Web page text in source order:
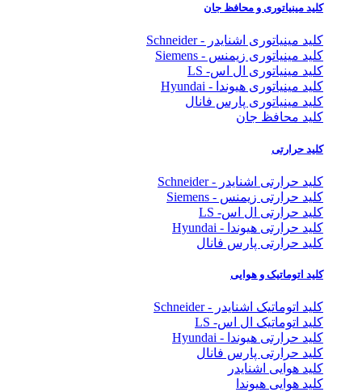
کلید مینیاتوری و محافظ جان
کلید مینیاتوری اشنایدر - Schneider
کلید مینیاتوری زیمنس - Siemens
کلید مینیاتوری ال اس- LS
کلید مینیاتوری هیوندا - Hyundai
کلید مینیاتوری پارس فانال
کلید محافظ جان
کلید حرارتی
کلید حرارتی اشنایدر - Schneider
کلید حرارتی زیمنس - Siemens
کلید حرارتی ال اس- LS
کلید حرارتی هیوندا - Hyundai
کلید حرارتی پارس فانال
کلید اتوماتیک و هوایی
کلید اتوماتیک اشنایدر - Schneider
کلید اتوماتیک ال اس- LS
کلید حرارتی هیوندا - Hyundai
کلید حرارتی پارس فانال
کلید هوایی اشنایدر
کلید هوایی هیوندا